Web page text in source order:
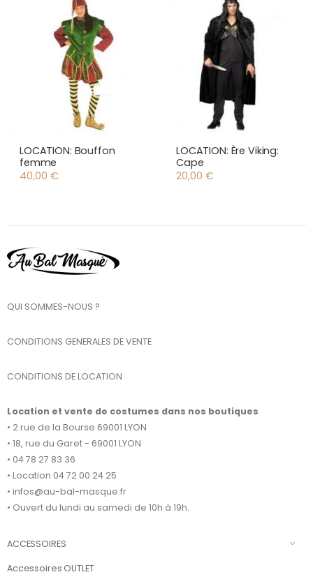
LOCATION: Bouffon
femme
40,00 €
LOCATION: Ère Viking:
Cape
20,00 €
QUI SOMMES-NOUS ?
CONDITIONS GENERALES DE VENTE
CONDITIONS DE LOCATION
Location et vente de costumes dans nos boutiques
• 2 rue de la Bourse 69001 LYON
• 18, rue du Garet - 69001 LYON
• 04 78 27 83 36
• Location 04 72 00 24 25
• infos@au-bal-masque.fr
• Ouvert du lundi au samedi de 10h à 19h.
ACCESSOIRES
Accessoires OUTLET